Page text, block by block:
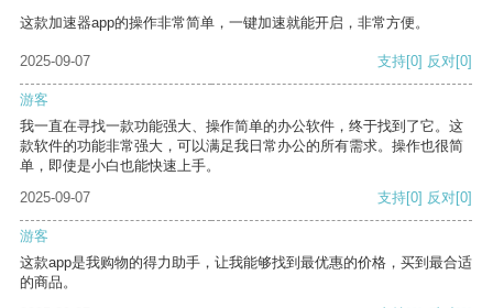
这款加速器app的操作非常简单，一键加速就能开启，非常方便。
2025-09-07 支持[0] 反对[0]
游客
我一直在寻找一款功能强大、操作简单的办公软件，终于找到了它。这
款软件的功能非常强大，可以满足我日常办公的所有需求。操作也很简
单，即使是小白也能快速上手。
2025-09-07
支持[0] 反对[0]
游客
这款app是我购物的得力助手，让我能够找到最优惠的价格，买到最合适
的商品。